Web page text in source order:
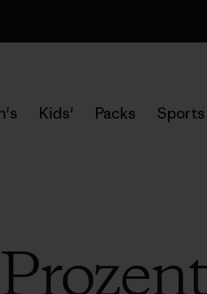
Kids' Packs Sports